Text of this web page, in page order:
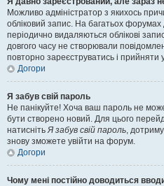
Можливо адміністратор з якихось
обліковий запис. На багатьох
періодично видаляються облікові
довгого часу не створювали
повторно зареєструватись і прийняти
Догори
Я забув свій пароль
Не панікуйте! Хоча ваш пароль не
бути створено новий. Для цього
натиснітьЯ забув свій пароль,
знову зможете увійти на форум.
Догори
Чому мені постійно доводиться